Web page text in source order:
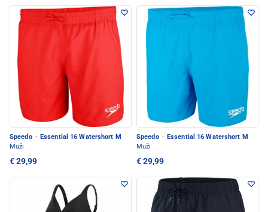
Speedo · Essential 16 Watershort M
Muži
€ 29,99
Speedo · Essential 16 Watershort M
Muži
€ 29,99